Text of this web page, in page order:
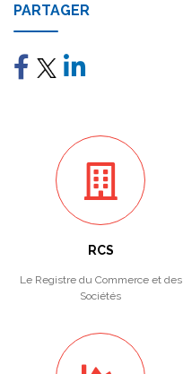
PARTAGER
RCS
Le Registre du Commerce et des
Sociétés